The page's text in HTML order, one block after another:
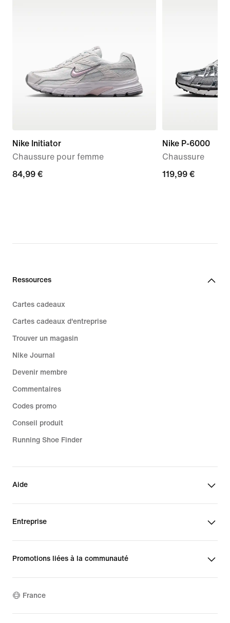
Nike Initiator
Chaussure pour femme
84,99 €
84,99 €
Nike P-6000
Chaussure
119,99 €
119,99 €
Ressources
Cartes cadeaux
Cartes cadeaux d'entreprise
Trouver un magasin
Nike Journal
Devenir membre
Commentaires
Codes promo
Conseil produit
Running Shoe Finder
Aide
Entreprise
Promotions liées à la communauté
France